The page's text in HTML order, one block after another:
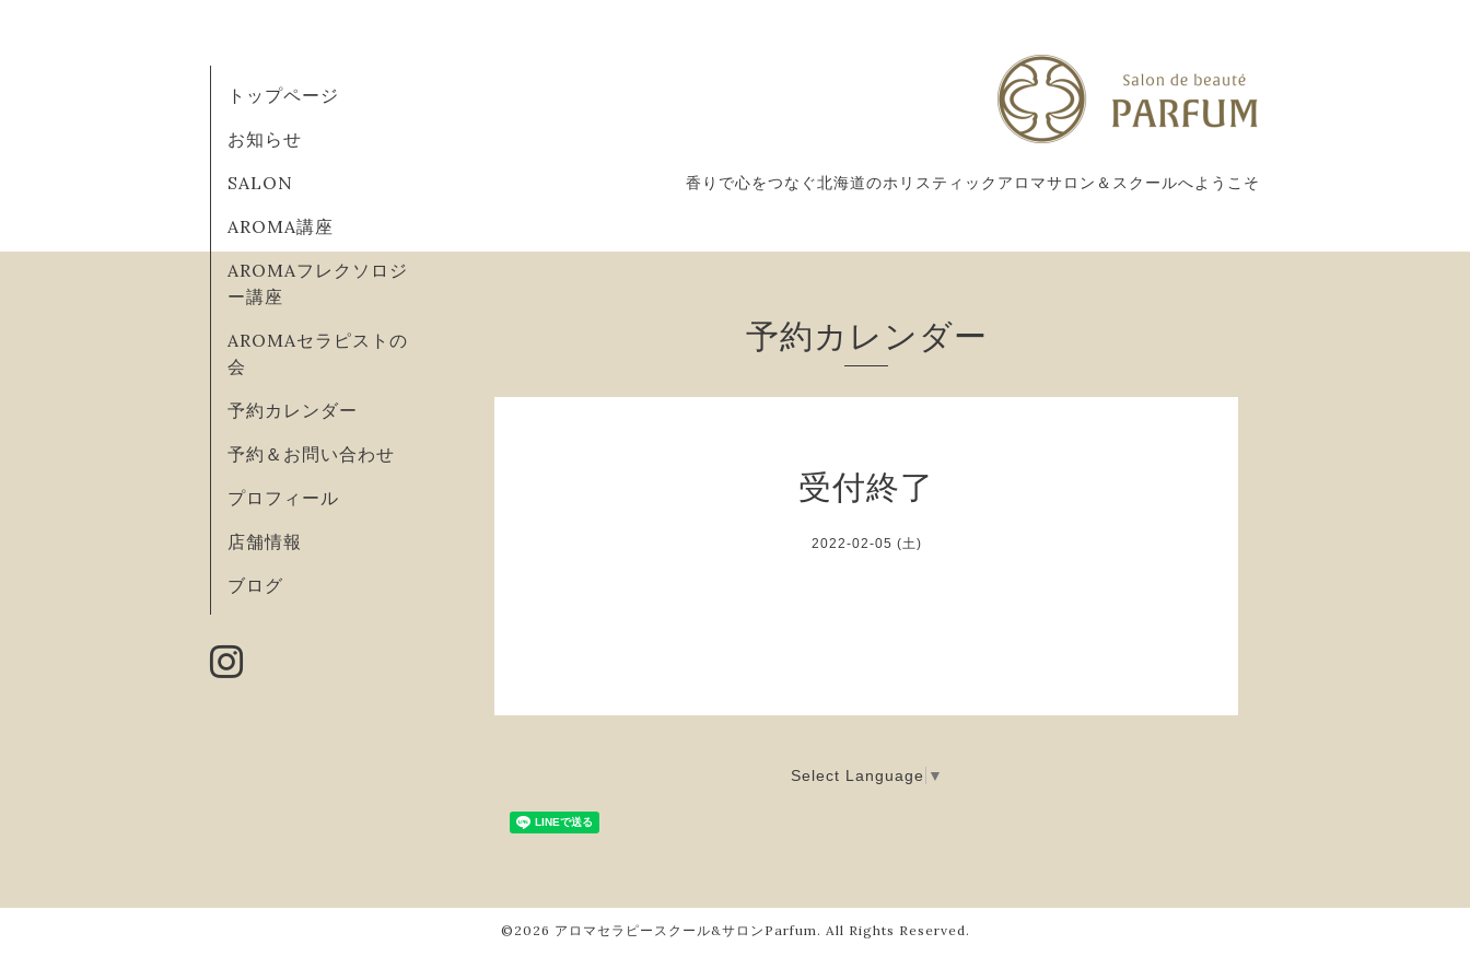
香りで心をつなぐ北海道のホリスティックアロマサロン＆スクールへようこそ
トップページ
お知らせ
SALON
AROMA講座
AROMAフレクソロジ
ー講座
AROMAセラピストの
会
予約カレンダー
予約＆お問い合わせ
プロフィール
店舗情報
ブログ
予約カレンダー
受付終了
2022-02-05 (土)
Select Language ▼
©2026 アロマセラピースクール&サロンParfum . All Rights Reserved.